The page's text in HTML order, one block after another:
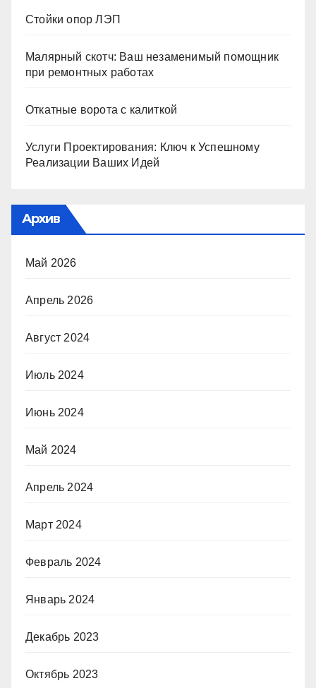
Стойки опор ЛЭП
Малярный скотч: Ваш незаменимый помощник
при ремонтных работах
Откатные ворота с калиткой
Услуги Проектирования: Ключ к Успешному
Реализации Ваших Идей
Архив
Май 2026
Апрель 2026
Август 2024
Июль 2024
Июнь 2024
Май 2024
Апрель 2024
Март 2024
Февраль 2024
Январь 2024
Декабрь 2023
Октябрь 2023